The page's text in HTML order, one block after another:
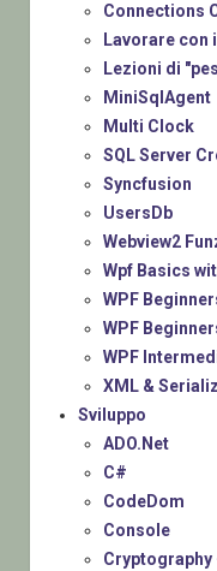
Connections
Lavorare con
Lezioni di
MiniSqlAgent
Multi Clock
SQL Server
Syncfusion
UsersDb
Webview2
Wpf Basics
WPF
WPF
WPF
XML &
Sviluppo
ADO.Net
C#
CodeDom
Console